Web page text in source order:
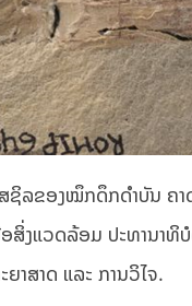
ລຂອງໝຶກດຶກດຳບັນ ຄາ
ສິ່ງແວດລ້ອມ ປະທານາທິ
ຍາສາດ ແລະ ການວິໄຈ.